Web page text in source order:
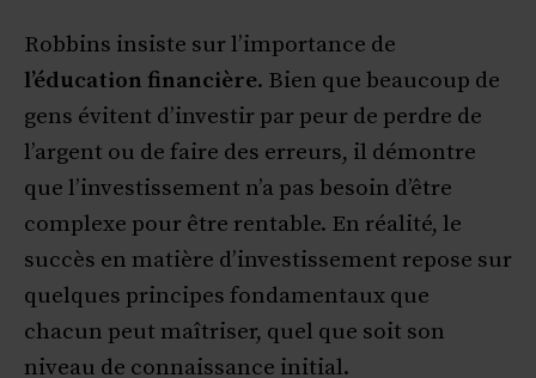
Robbins insiste sur l’importance de
l’éducation financière. Bien que beaucoup de
gens évitent d’investir par peur de perdre de
l’argent ou de faire des erreurs, il démontre
que l’investissement n’a pas besoin d’être
complexe pour être rentable. En réalité, le
succès en matière d’investissement repose sur
quelques principes fondamentaux que
chacun peut maîtriser, quel que soit son
niveau de connaissance initial.